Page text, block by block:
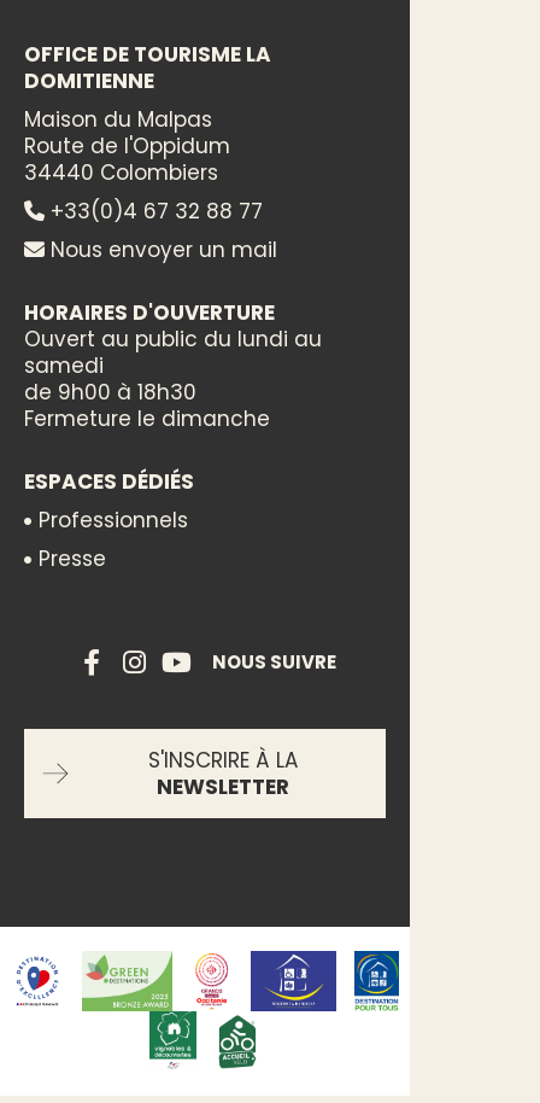
OFFICE DE TOURISME LA
DOMITIENNE
Maison du Malpas
Route de l'Oppidum
34440 Colombiers
+33(0)4 67 32 88 77
Nous envoyer un mail
HORAIRES D'OUVERTURE
Ouvert au public du lundi au
samedi
de 9h00 à 18h30
Fermeture le dimanche
ESPACES DÉDIÉS
Professionnels
Presse
NOUS SUIVRE
S'INSCRIRE À LA
NEWSLETTER